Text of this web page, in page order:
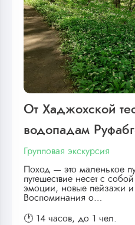
От Хаджохской
водопадам
Групповая экскурсия
Поход — это маленькое
путешествие несет с
эмоции, новые пейзажи и
Воспоминания о…
🕐 14 часов, до 1 чел.